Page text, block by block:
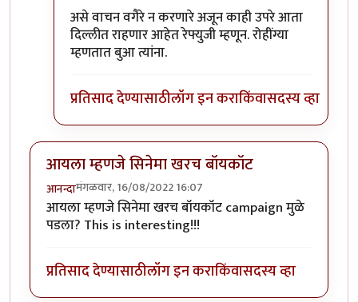
असे वाचन वगैरे न करणारे अजून काही उपरे आता
दिल्लीत राहणार आहेत रेफ्युजी म्हणून. रोहींग्या
म्हणतात बुआ त्यांना.
प्रतिसाद देण्यासाठीलॉग इन कराकिंवासदस्य व्हा
आयला म्हणजे सिनेमा खरच बॉयकॉट
आनन्दामंगळवार, 16/08/2022 16:07
आयला म्हणजे सिनेमा खरच बॉयकॉट campaign मुळे
पडला? This is interesting!!!
प्रतिसाद देण्यासाठीलॉग इन कराकिंवासदस्य व्हा